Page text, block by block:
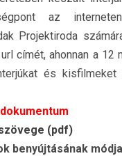
az
Projektiroda
címét, ahonnan a 12
és
(pdf)
benyújtásának